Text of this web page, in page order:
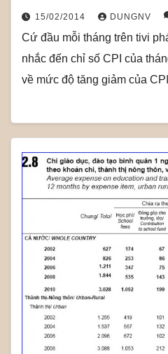
15/02/2014 DUNGNV
Cứ đầu mỗi tháng trên tivi
nhắc đến chỉ số CPI của
về mức độ tăng giảm của